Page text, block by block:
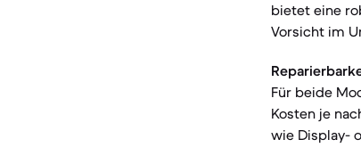
bietet eine
Vorsicht im
Für beide
Kosten je
wie Display-